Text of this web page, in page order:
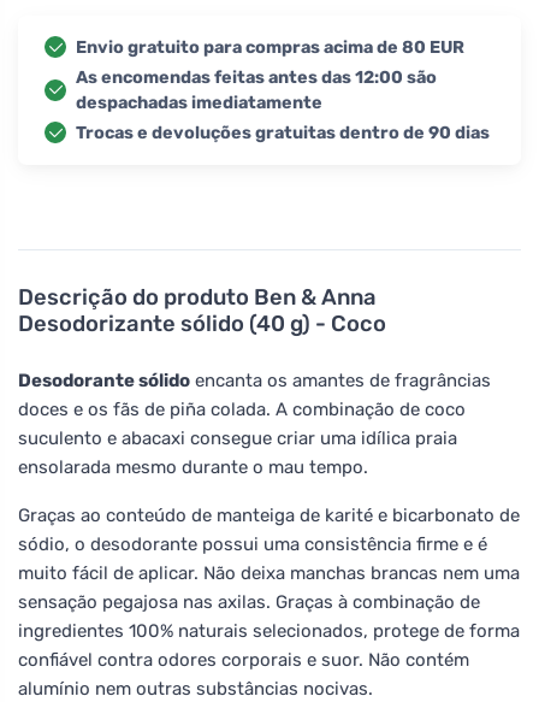
Descrição do produto Ben & Anna
Desodorizante sólido (40 g) - Coco
Desodorante sólido encanta os amantes de fragrâncias
doces e os fãs de piña colada. A combinação de coco
suculento e abacaxi consegue criar uma idílica praia
ensolarada mesmo durante o mau tempo.
Graças ao conteúdo de manteiga de karité e bicarbonato de
sódio, o desodorante possui uma consistência firme e é
muito fácil de aplicar. Não deixa manchas brancas nem uma
sensação pegajosa nas axilas. Graças à combinação de
ingredientes 100% naturais selecionados, protege de forma
confiável contra odores corporais e suor. Não contém
alumínio nem outras substâncias nocivas.
Envio gratuito para compras acima de 80 EUR
As encomendas feitas antes das 12:00 são
despachadas imediatamente
Trocas e devoluções gratuitas dentro de 90 dias